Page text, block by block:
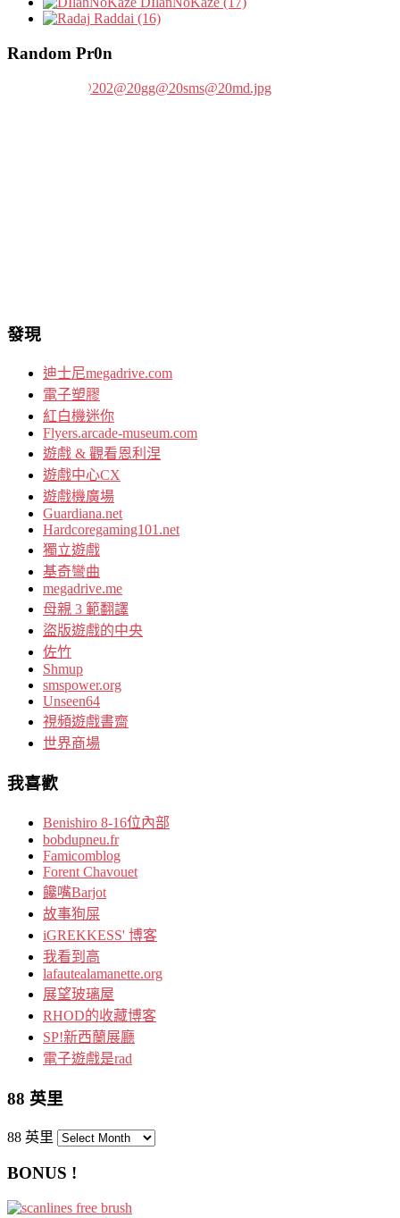
Raddai (16)
Random Pr0n
發現
迪士尼megadrive.com
電子塑膠
紅白機迷你
Flyers.arcade-museum.com
遊戲 & 觀看恩利涅
遊戲中心CX
遊戲機廣場
Guardiana.net
Hardcoregaming101.net
獨立遊戲
基奇彎曲
megadrive.me
母親 3 範翻譯
盜版遊戲的中央
佐竹
Shmup
smspower.org
Unseen64
視頻遊戲書齋
世界商場
我喜歡
Benishiro 8-16位內部
bobdupneu.fr
Famicomblog
Forent Chavouet
饞嘴Barjot
故事狗屎
iGREKKESS' 博客
我看到高
lafautealamanette.org
展望玻璃屋
RHOD的收藏博客
SP!新西蘭展廳
電子遊戲是rad
88 英里
88 英里
BONUS !